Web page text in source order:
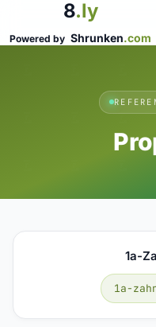
8.ly
Powered by Shrunken.com
1a-
1a-